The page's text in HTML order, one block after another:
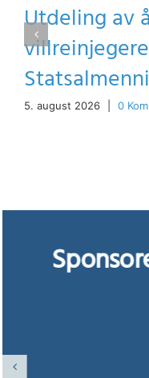
Utdeling av
5. august 2026 0